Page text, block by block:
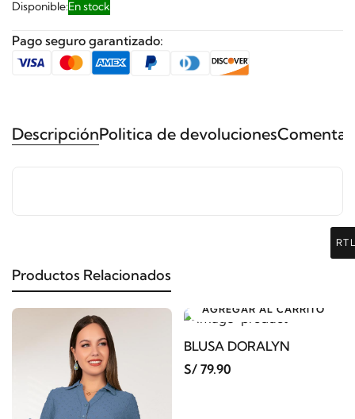
Disponible:En stock
Pago seguro garantizado:
DescripciónPolitica de devoluciones
Productos Relacionados
AGREGAR AL CARRITO
BLUSA DORALYN
S/ 79.90